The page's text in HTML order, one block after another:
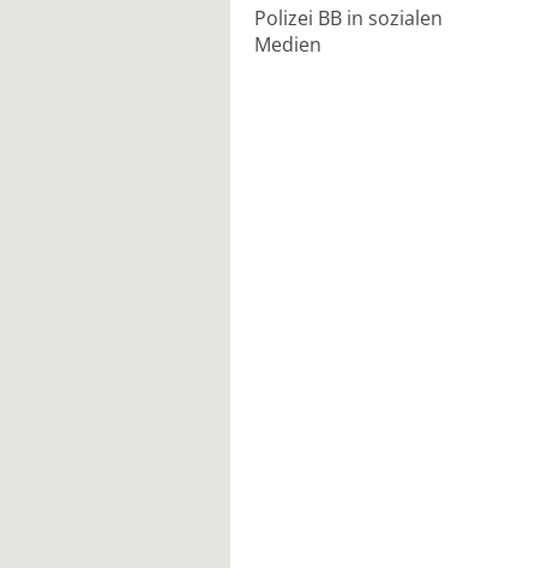
Polizei BB in sozialen
Medien